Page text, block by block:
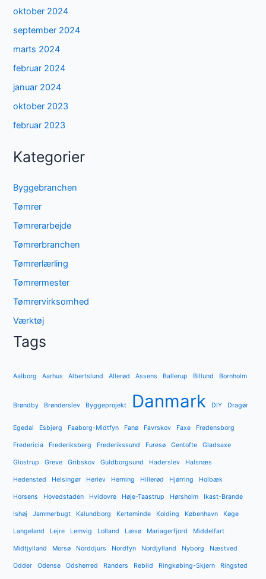
oktober 2024
september 2024
marts 2024
februar 2024
januar 2024
oktober 2023
februar 2023
Kategorier
Byggebranchen
Tømrer
Tømrerarbejde
Tømrerbranchen
Tømrerlærling
Tømrermester
Tømrervirksomhed
Værktøj
Tags
Aalborg Aarhus Albertslund Allerød Assens Ballerup Billund Bornholm
Brøndby Brønderslev Byggeprojekt Danmark DIY Dragør
Egedal Esbjerg Faaborg-Midtfyn Fanø Favrskov Faxe Fredensborg
Fredericia Frederiksberg Frederikssund Furesø Gentofte Gladsaxe
Glostrup Greve Gribskov Guldborgsund Haderslev Halsnæs
Hedensted Helsingør Herlev Herning Hillerød Hjørring Holbæk
Horsens Hovedstaden Hvidovre Høje-Taastrup Hørsholm Ikast-Brande
Ishøj Jammerbugt Kalundborg Kerteminde Kolding København Køge
Langeland Lejre Lemvig Lolland Læsø Mariagerfjord Middelfart
Midtjylland Morsø Norddjurs Nordfyn Nordjylland Nyborg Næstved
Odder Odense Odsherred Randers Rebild Ringkøbing-Skjern Ringsted